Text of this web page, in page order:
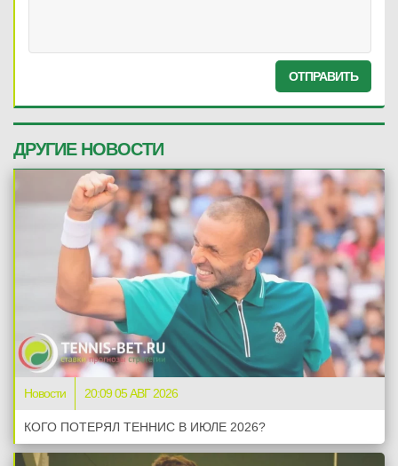
ОТПРАВИТЬ
ДРУГИЕ НОВОСТИ
Новости 20:09 05 АВГ 2026
КОГО ПОТЕРЯЛ ТЕННИС В ИЮЛЕ 2026?